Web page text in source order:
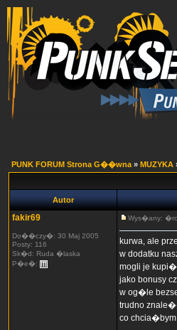
PUNK FORUM Strona G��wna » MUZYKA
Autor
fakir69
Do��czy�: 30 Maj 2005
Posty: 116
Sk�d: Ruda �laska
P�e�:
Wys�any:
kurwa, ale
w dodatku
mogli je
jako bonusy
w og�le
trudno
co